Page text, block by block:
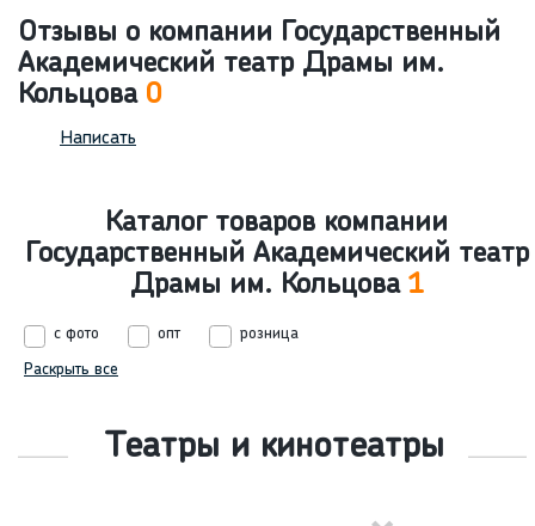
Отзывы о компании Государственный
Академический театр Драмы им.
Кольцова 0
Написать
Каталог товаров компании
Государственный Академический театр
Драмы им. Кольцова 1
с фото опт
розница
Раскрыть все
Театры и кинотеатры